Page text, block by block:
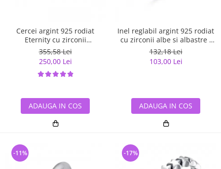
Cercei argint 925 rodiat
Eternity cu zirconii
multicolore ETU0036
355,58 Lei
250,00 Lei
ADAUGA IN COS
Inel reglabil argint 925 rodiat
cu zirconii albe si albastre -
Be Elegant ITU0109
132,18 Lei
103,00 Lei
ADAUGA IN COS
-11% -17%